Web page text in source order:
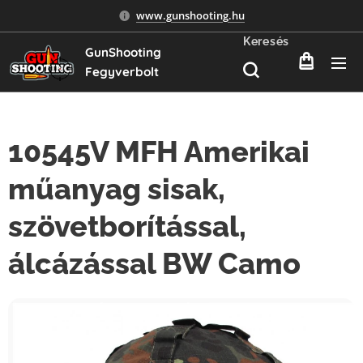
www.gunshooting.hu
GunShooting
Fegyverbolt
Keresés
10545V MFH Amerikai
műanyag sisak,
szövetborítással,
álcázással BW Camo